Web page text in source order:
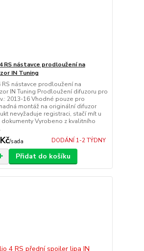
RS nástavce prodloužení na
IN Tuning
RS nástavce prodloužení na
IN Tuning Prodloužení difuzoru pro
2013-16 Vhodné pouze pro
montáž na originální difuzor
nevyžaduje registraci, stačí mít u
Vyrobeno z kvalitního
/sada DODÁNÍ 1-2 TÝDNY
Přidat do košíku